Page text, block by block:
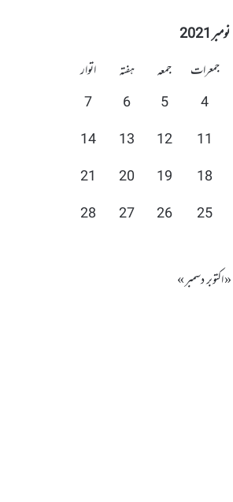
نومبر 2021
جمعرات جمعہ ہفتہ
اتوار
4
5
6
7
11
12
13
14
18
19
20
21
25
26
27
28
« اکتوبردسمبر »